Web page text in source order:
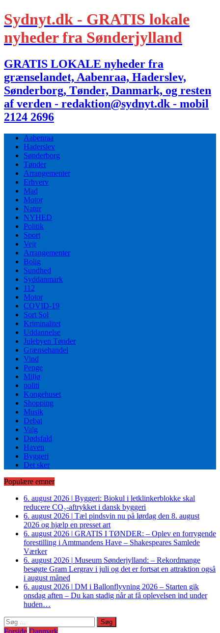
Sydnyt.dk - GRATIS lokale
nyheder fra Sønderjylland
GRATIS LOKALE nyheder fra
grænselandet, Aabenraa, Haderslev,
Sønderborg, Tønder, Danmark, og resten
af verden - redaktion@sydnyt.dk - mobil
2124 2696
Aabenraa
Haderslev
Sønderborg
Tønder
Arrangementer
Erhverv
Mad
Motor
Natur
NYHED
Politik
Sport
Vejr
Arrangementer
Bolig
Sundhed
Syddanmark
112
Motor
COVID-19
Sort Sol
Kriminalitet
Uddannelse
Julebyen Tønder
Grænsehandel
Vind
Penge
Miljø
politi
Kongehuset
Shopping
Musik
Debat
Valg
Dødsfald
Haven
Byggeri
Det sker
Populære emner
6. august 2026 | Byggeri: Biokul i letklinkerblokke skal
reducere CO₂-aftrykket i dansk byggeri
6. august 2026 | Tæl pindsvin nu på lørdag den 8. august
2026 og hjælp en presset art
6. august 2026 | GRATIS I TØNDER: – Oplev en forrygende
forestilling i Amtmandens Have – Shakespeares Samlede
Værker
6. august 2026 | Museum Sønderjylland: – Rekordmange
besøgte Gram Lergrav i juli og det er fortsat en attraktion også
i august måned
6. august 2026 | DM i Ballonflyvning 2026 – Starten gik
onsdag aften – Du kan stadig når at få oplevelsen ind under
huden…
Søg
efter:
Forside Danmark